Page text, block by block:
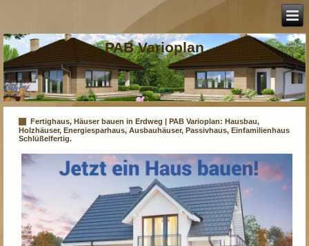
PAB Varioplan
Fertighaus, Häuser bauen in Erdweg | PAB Varioplan: Hausbau,
Holzhäuser, Energiesparhaus, Ausbauhäuser, Passivhaus, Einfamilienhaus
Schlüßelfertig.